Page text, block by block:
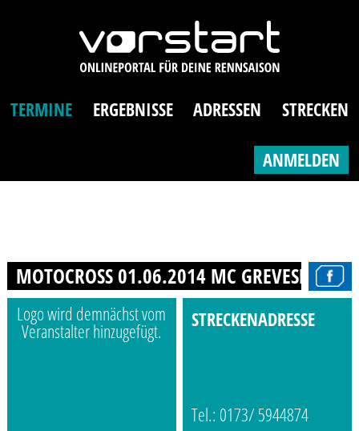
TERMINE ERGEBNISSE ADRESSEN STRECKEN
ANMELDEN
MOTOCROSS 01.06.2014 MC
Logo wird demnächst vom
Veranstalter hinzugefügt. STRECKENADRESSE
Tel.: 0173/ 5944874